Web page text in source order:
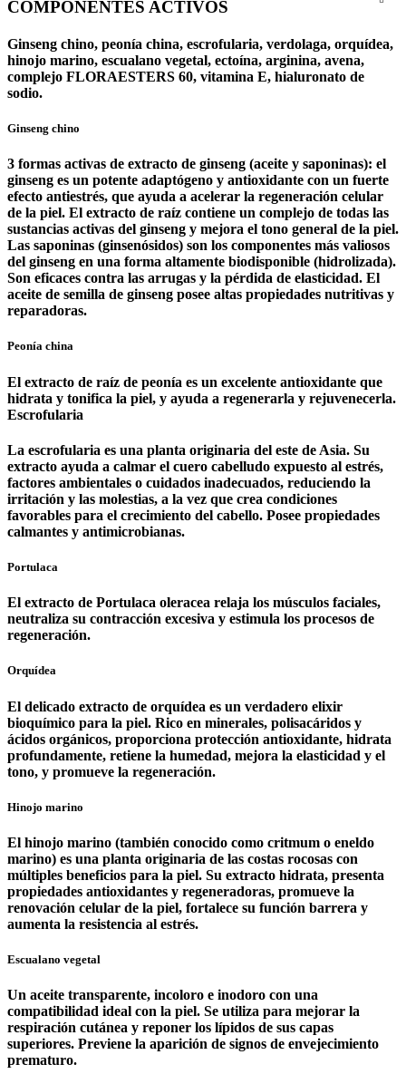
COMPONENTES ACTIVOS
Ginseng chino, peonía china, escrofularia, verdolaga, orquídea,
hinojo marino, escualano vegetal, ectoína, arginina, avena,
complejo FLORAESTERS 60, vitamina E, hialuronato de
sodio.
Ginseng chino
3 formas activas de extracto de ginseng (aceite y saponinas): el
ginseng es un potente adaptógeno y antioxidante con un fuerte
efecto antiestrés, que ayuda a acelerar la regeneración celular
de la piel. El extracto de raíz contiene un complejo de todas las
sustancias activas del ginseng y mejora el tono general de la piel.
Las saponinas (ginsenósidos) son los componentes más valiosos
del ginseng en una forma altamente biodisponible (hidrolizada).
Son eficaces contra las arrugas y la pérdida de elasticidad. El
aceite de semilla de ginseng posee altas propiedades nutritivas y
reparadoras.
Peonía china
El extracto de raíz de peonía es un excelente antioxidante que
hidrata y tonifica la piel, y ayuda a regenerarla y rejuvenecerla.
Escrofularia
La escrofularia es una planta originaria del este de Asia. Su
extracto ayuda a calmar el cuero cabelludo expuesto al estrés,
factores ambientales o cuidados inadecuados, reduciendo la
irritación y las molestias, a la vez que crea condiciones
favorables para el crecimiento del cabello. Posee propiedades
calmantes y antimicrobianas.
Portulaca
El extracto de Portulaca oleracea relaja los músculos faciales,
neutraliza su contracción excesiva y estimula los procesos de
regeneración.
Orquídea
El delicado extracto de orquídea es un verdadero elixir
bioquímico para la piel. Rico en minerales, polisacáridos y
ácidos orgánicos, proporciona protección antioxidante, hidrata
profundamente, retiene la humedad, mejora la elasticidad y el
tono, y promueve la regeneración.
Hinojo marino
El hinojo marino (también conocido como critmum o eneldo
marino) es una planta originaria de las costas rocosas con
múltiples beneficios para la piel. Su extracto hidrata, presenta
propiedades antioxidantes y regeneradoras, promueve la
renovación celular de la piel, fortalece su función barrera y
aumenta la resistencia al estrés.
Escualano vegetal
Un aceite transparente, incoloro e inodoro con una
compatibilidad ideal con la piel. Se utiliza para mejorar la
respiración cutánea y reponer los lípidos de sus capas
superiores. Previene la aparición de signos de envejecimiento
prematuro.